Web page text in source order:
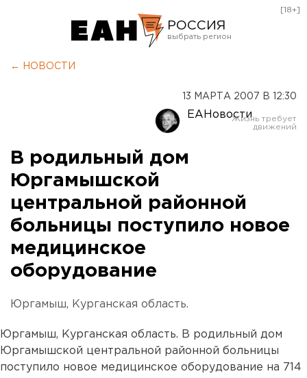
РОССИЯ
Оренбург
[18+]
← НОВОСТИ
13 МАРТА 2007 В 12:30
ЕАНовости
В родильный дом
Юргамышской
центральной районной
больницы поступило новое
медицинское
оборудование
Юргамыш, Курганская область.
Юргамыш, Курганская область. В родильный дом
Юргамышской центральной районной больницы
поступило новое медицинское оборудование на 714